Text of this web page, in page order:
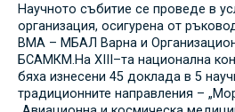
Научното събитие се проведе в
организация, осигурена от
ВМА – МБАЛ Варна и
БСАМКМ.На XIII–та национална
бяха изнесени 45 доклада в 5
традиционните направления –